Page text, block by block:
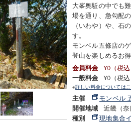
大峯奥駈の中でも
場を通り、急勾配
（いわや）や、石
す。
モンベル五條店の
登山を楽しめるお
会員料金 ¥0（税
一般料金 ¥0（税
※詳しい料金については
主催 モンベル
開催地域 近畿（
種別 現地集合